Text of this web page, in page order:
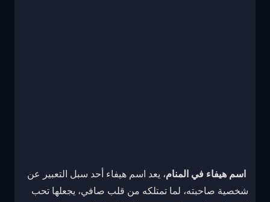
اسم هيفاء في المنام، يعد اسم هيفاء أحد سبل التعبير عن
شخصية صاحبته، لما تمتلكه من قلب صافي، يجعلها تحب